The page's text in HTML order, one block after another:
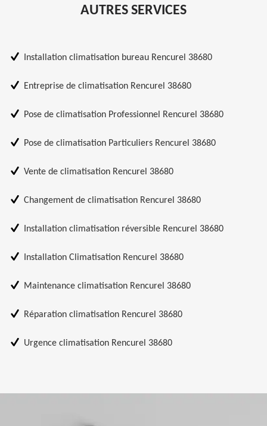
AUTRES SERVICES
Installation climatisation bureau Rencurel 38680
Entreprise de climatisation Rencurel 38680
Pose de climatisation Professionnel Rencurel 38680
Pose de climatisation Particuliers Rencurel 38680
Vente de climatisation Rencurel 38680
Changement de climatisation Rencurel 38680
Installation climatisation réversible Rencurel 38680
Installation Climatisation Rencurel 38680
Maintenance climatisation Rencurel 38680
Réparation climatisation Rencurel 38680
Urgence climatisation Rencurel 38680